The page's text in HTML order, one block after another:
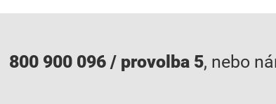
800 900 096 / provolba 5, nebo